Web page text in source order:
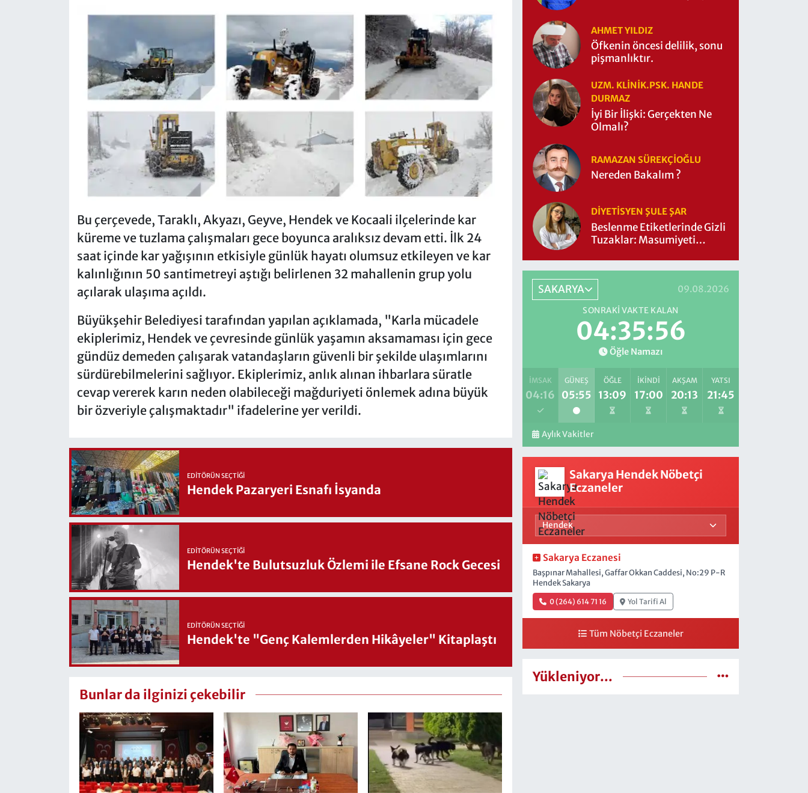
Bu çerçevede, Taraklı, Akyazı, Geyve, Hendek ve Kocaali ilçelerinde kar
küreme ve tuzlama çalışmaları gece boyunca aralıksız devam etti. İlk 24
saat içinde kar yağışının etkisiyle günlük hayatı olumsuz etkileyen ve kar
kalınlığının 50 santimetreyi aştığı belirlenen 32 mahallenin grup yolu
açılarak ulaşıma açıldı.
Büyükşehir Belediyesi tarafından yapılan açıklamada, "Karla mücadele
ekiplerimiz, Hendek ve çevresinde günlük yaşamın aksamaması için gece
gündüz demeden çalışarak vatandaşların güvenli bir şekilde ulaşımlarını
sürdürebilmelerini sağlıyor. Ekiplerimiz, anlık alınan ihbarlara süratle
cevap vererek karın neden olabileceği mağduriyeti önlemek adına büyük
bir özveriyle çalışmaktadır" ifadelerine yer verildi.
EDITÖRÜN SEÇTIĞI
Hendek Pazaryeri Esnafı İsyanda
EDITÖRÜN SEÇTIĞI
Hendek'te Bulutsuzluk Özlemi ile Efsane Rock Gecesi
EDITÖRÜN SEÇTIĞI
Hendek'te "Genç Kalemlerden Hikâyeler" Kitaplaştı
Bunlar da ilginizi çekebilir
AHMET YILDIZ
Öfkenin öncesi delilik, sonu
pişmanlıktır.
UZM. KLINIK.PSK. HANDE
DURMAZ
İyi Bir İlişki: Gerçekten Ne
Olmalı?
RAMAZAN SÜREKÇIOĞLU
Nereden Bakalım ?
DIYETISYEN ŞULE ŞAR
Beslenme Etiketlerinde Gizli
Tuzaklar: Masumiyeti
SAKARYA 09.08.2026
SONRAKI VAKTE KALAN
04:35:55
Öğle Namazı
İMSAK
04:16
GÜNEŞ
05:55
ÖĞLE
13:09
İKINDI
17:00
AKŞAM
20:13
YATSI
21:45
Aylık Vakitler
Sakarya Hendek Nöbetçi
Eczaneler
Sakarya Eczanesi
Başpınar Mahallesi, Gaffar Okkan Caddesi, No:29 P-R
Hendek Sakarya
0 (264) 614 71 16 Yol Tarifi Al
Tüm Nöbetçi Eczaneler
Yükleniyor...